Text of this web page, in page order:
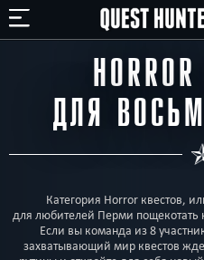
ДЛЯ
Категория Horror квестов,
для любителей Перми пощекотать
Если вы команда из 8
захватывающий мир квестов